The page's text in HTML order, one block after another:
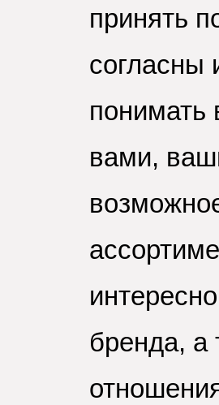
принять
согласны
понимать
вами,
бренда, а